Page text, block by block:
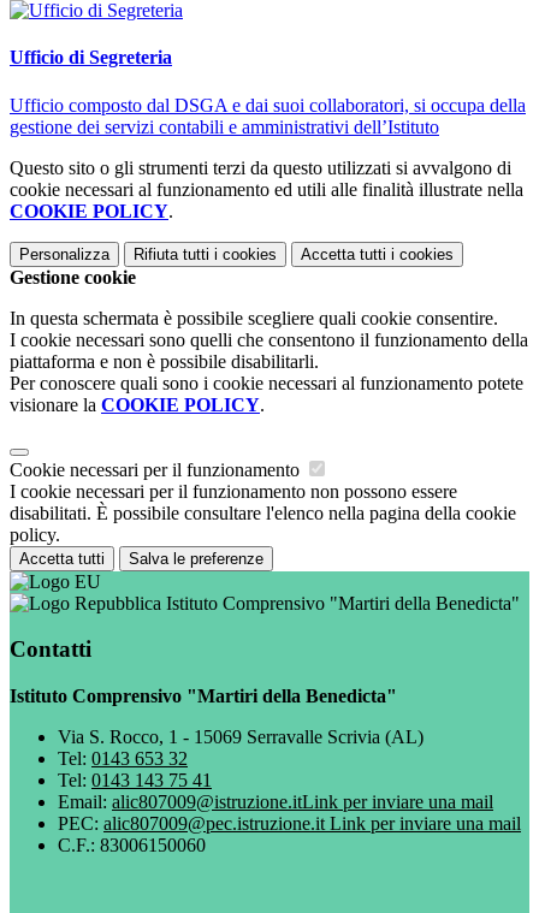
Ufficio di Segreteria
Ufficio composto dal DSGA e dai suoi collaboratori, si occupa della
gestione dei servizi contabili e amministrativi dell’Istituto
Questo sito o gli strumenti terzi da questo utilizzati si avvalgono di
cookie necessari al funzionamento ed utili alle finalità illustrate nella
COOKIE POLICY.
Personalizza Rifiuta tutti i cookies Accetta tutti i cookies
Gestione cookie
In questa schermata è possibile scegliere quali cookie consentire.
I cookie necessari sono quelli che consentono il funzionamento della
piattaforma e non è possibile disabilitarli.
Per conoscere quali sono i cookie necessari al funzionamento potete
visionare la COOKIE POLICY.
Cookie necessari per il funzionamento
I cookie necessari per il funzionamento non possono essere
disabilitati. È possibile consultare l'elenco nella pagina della cookie
policy.
Accetta tutti Salva le preferenze
Istituto Comprensivo "Martiri della Benedicta"
Contatti
Istituto Comprensivo "Martiri della Benedicta"
Via S. Rocco, 1 - 15069 Serravalle Scrivia (AL)
Tel: 0143 653 32
Tel: 0143 143 75 41
Email: alic807009@istruzione.itLink per inviare una mail
PEC: alic807009@pec.istruzione.it Link per inviare una mail
C.F.: 83006150060